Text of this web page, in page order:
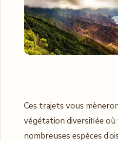
Ces trajets vous
végétation diversifiée où
nombreuses espèces